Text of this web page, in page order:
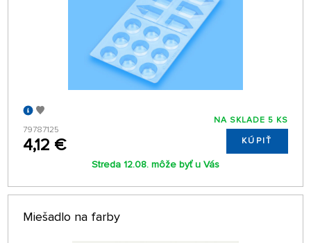
79787125
4,12 €
NA SKLADE 5 KS
KÚPIŤ
Streda 12.08. môže byť u Vás
Miešadlo na farby